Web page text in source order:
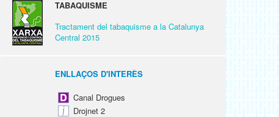
TABAQUISME
Tractament del tabaquisme a la Catalunya
Central 2015
ENLLAÇOS D'INTERÈS
Canal Drogues
Drojnet 2